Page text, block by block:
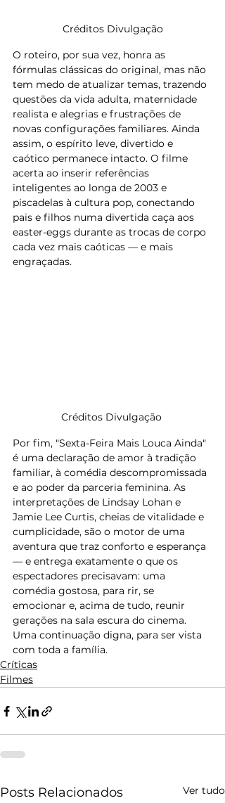
Créditos Divulgação
O roteiro, por sua vez, honra as
fórmulas clássicas do original, mas não
tem medo de atualizar temas, trazendo
questões da vida adulta, maternidade
realista e alegrias e frustrações de
novas configurações familiares. Ainda
assim, o espírito leve, divertido e
caótico permanece intacto. O filme
acerta ao inserir referências
inteligentes ao longa de 2003 e
piscadelas à cultura pop, conectando
pais e filhos numa divertida caça aos
easter-eggs durante as trocas de corpo
cada vez mais caóticas — e mais
engraçadas.
Créditos Divulgação
Por fim, "Sexta-Feira Mais Louca Ainda"
é uma declaração de amor à tradição
familiar, à comédia descompromissada
e ao poder da parceria feminina. As
interpretações de Lindsay Lohan e
Jamie Lee Curtis, cheias de vitalidade e
cumplicidade, são o motor de uma
aventura que traz conforto e esperança
— e entrega exatamente o que os
espectadores precisavam: uma
comédia gostosa, para rir, se
emocionar e, acima de tudo, reunir
gerações na sala escura do cinema.
Uma continuação digna, para ser vista
com toda a família.
Críticas
Filmes
Posts Relacionados Ver tudo